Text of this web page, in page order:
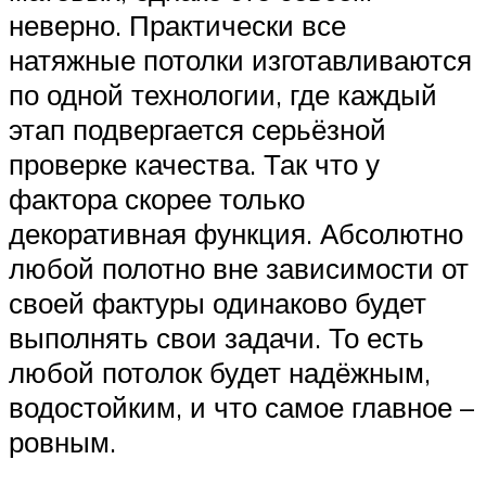
неверно. Практически все
натяжные потолки изготавливаются
по одной технологии, где каждый
этап подвергается серьёзной
проверке качества. Так что у
фактора скорее только
декоративная функция. Абсолютно
любой полотно вне зависимости от
своей фактуры одинаково будет
выполнять свои задачи. То есть
любой потолок будет надёжным,
водостойким, и что самое главное –
ровным.